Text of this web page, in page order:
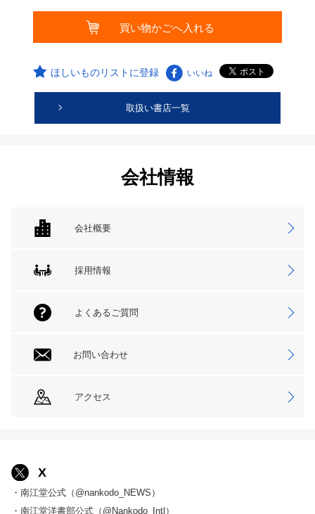
ほしいものリストに登録 いいね
取扱い書店一覧
会社情報
会社概要
採用情報
よくあるご質問
お問い合わせ
アクセス
X
・南江堂公式（@nankodo_NEWS）
・南江堂洋書部公式（@Nankodo_Intl）